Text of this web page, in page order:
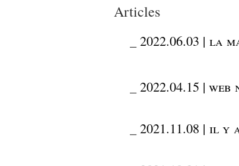
Articles
2022.06.03 | la
2022.04.15 |
2021.11.08 | il y